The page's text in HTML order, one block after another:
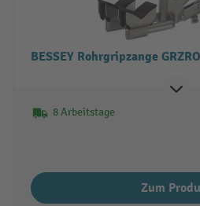
BESSEY Rohrgripzange GRZRO
8 Arbeitstage
Zum